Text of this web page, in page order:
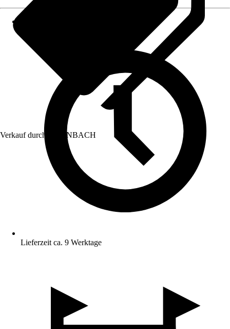
Verkauf durch: HORNBACH
Lieferzeit ca. 9 Werktage